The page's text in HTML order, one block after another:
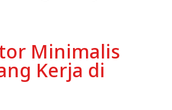
Minimalis
Kerja di